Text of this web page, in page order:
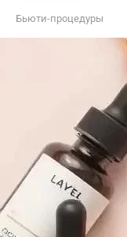
Бьюти-процедуры